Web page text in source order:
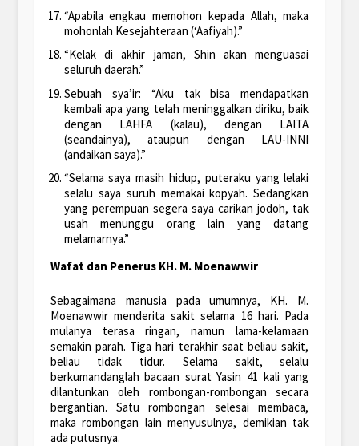
“Apabila engkau memohon kepada Allah, maka
mohonlah Kesejahteraan (‘Aafiyah).”
“Kelak di akhir jaman, Shin akan menguasai
seluruh daerah.”
Sebuah sya’ir: “Aku tak bisa mendapatkan
kembali apa yang telah meninggalkan diriku, baik
dengan LAHFA (kalau), dengan LAITA
(seandainya), ataupun dengan LAU-INNI
(andaikan saya).”
“Selama saya masih hidup, puteraku yang lelaki
selalu saya suruh memakai kopyah. Sedangkan
yang perempuan segera saya carikan jodoh, tak
usah menunggu orang lain yang datang
melamarnya.”
Wafat dan Penerus KH. M. Moenawwir
Sebagaimana manusia pada umumnya, KH. M.
Moenawwir menderita sakit selama 16 hari. Pada
mulanya terasa ringan, namun lama-kelamaan
semakin parah. Tiga hari terakhir saat beliau sakit,
beliau tidak tidur. Selama sakit, selalu
berkumandanglah bacaan surat Yasin 41 kali yang
dilantunkan oleh rombongan-rombongan secara
bergantian. Satu rombongan selesai membaca,
maka rombongan lain menyusulnya, demikian tak
ada putusnya.